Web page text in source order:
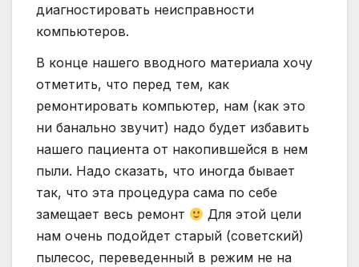
диагностировать неисправности
компьютеров.
В конце нашего вводного материала хочу
отметить, что перед тем, как
ремонтировать компьютер, нам (как это
ни банально звучит) надо будет избавить
нашего пациента от накопившейся в нем
пыли. Надо сказать, что иногда бывает
так, что эта процедура сама по себе
замещает весь ремонт
Для этой цели
нам очень подойдет старый (советский)
пылесос, переведенный в режим не на